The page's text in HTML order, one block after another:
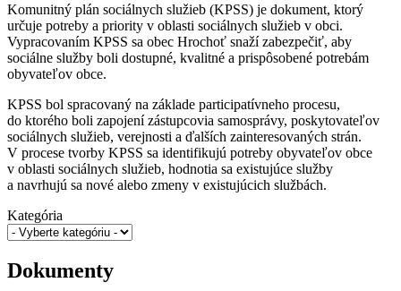
Komunitný plán sociálnych služieb (KPSS) je dokument, ktorý
určuje potreby a priority v oblasti sociálnych služieb v obci.
Vypracovaním KPSS sa obec Hrochoť snaží zabezpečiť, aby
sociálne služby boli dostupné, kvalitné a prispôsobené potrebám
obyvateľov obce.
KPSS bol spracovaný na základe participatívneho procesu,
do ktorého boli zapojení zástupcovia samosprávy, poskytovateľov
sociálnych služieb, verejnosti a ďalších zainteresovaných strán.
V procese tvorby KPSS sa identifikujú potreby obyvateľov obce
v oblasti sociálnych služieb, hodnotia sa existujúce služby
a navrhujú sa nové alebo zmeny v existujúcich službách.
Kategória
Dokumenty